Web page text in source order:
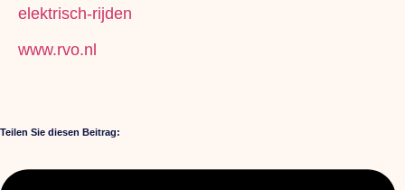
elektrisch-rijden
www.rvo.nl
Teilen Sie diesen Beitrag: